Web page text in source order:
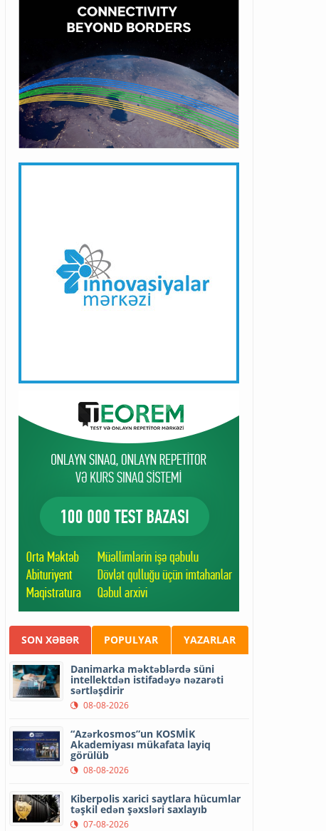
SON XƏBƏR POPULYAR YAZARLAR
Danimarka məktəblərdə süni
intellektdən istifadəyə nəzarəti
sərtləşdirir
08-08-2026
“Azərkosmos”un KOSMİK
Akademiyası mükafata layiq
görülüb
08-08-2026
Kiberpolis xarici saytlara hücumlar
təşkil edən şəxsləri saxlayıb
07-08-2026